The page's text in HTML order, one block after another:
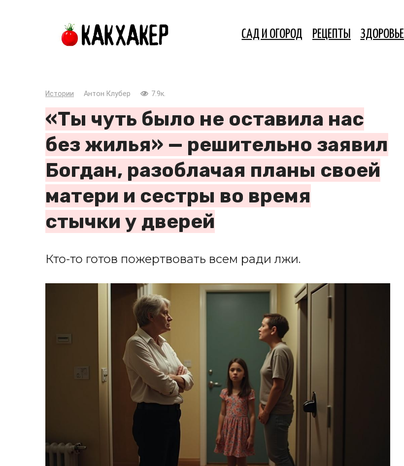
САД И ОГОРОД РЕЦЕПТЫ ЗДОРОВЬЕ
Истории Антон Клубер 7.9к.
«Ты чуть было не оставила нас
без жилья» — решительно заявил
Богдан, разоблачая планы своей
матери и сестры во время
стычки у дверей
Кто-то готов пожертвовать всем ради лжи.